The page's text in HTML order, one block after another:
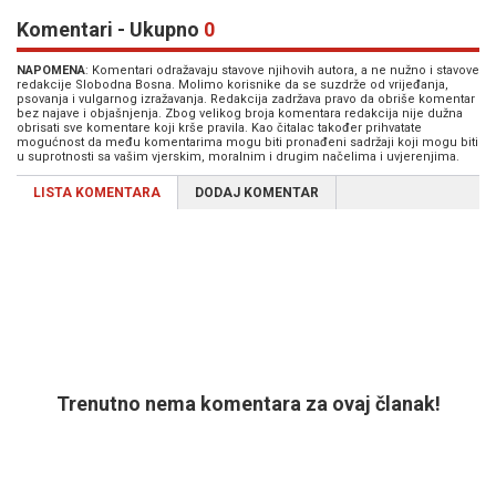
Komentari - Ukupno 0
NAPOMENA: Komentari odražavaju stavove njihovih autora, a ne nužno i stavove
redakcije Slobodna Bosna. Molimo korisnike da se suzdrže od vrijeđanja,
psovanja i vulgarnog izražavanja. Redakcija zadržava pravo da obriše komentar
bez najave i objašnjenja. Zbog velikog broja komentara redakcija nije dužna
obrisati sve komentare koji krše pravila. Kao čitalac također prihvatate
mogućnost da među komentarima mogu biti pronađeni sadržaji koji mogu biti
u suprotnosti sa vašim vjerskim, moralnim i drugim načelima i uvjerenjima.
LISTA KOMENTARA DODAJ KOMENTAR
Trenutno nema komentara za ovaj članak!